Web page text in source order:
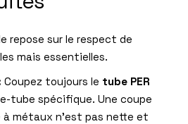
repose sur le respect de
mais essentielles.
Coupez toujours le tube PER
tube spécifique. Une coupe
à métaux n’est pas nette et